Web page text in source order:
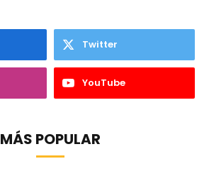
Twitter
YouTube
MÁS POPULAR